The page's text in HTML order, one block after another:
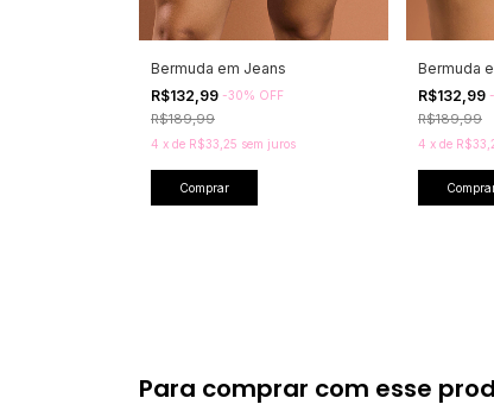
Bermuda em Jeans
R$132,99 -30% OFF
R$189,99
4 x de R$33,25 sem juros
Comprar
Bermuda
R$132,99 -
R$189,99
4 x de
Para comprar com esse